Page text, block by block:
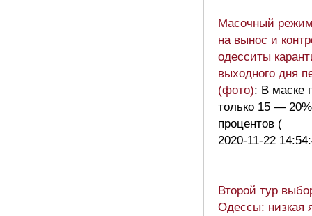
Масочный
на вынос и
одесситы
выходного дня
(фото): В маске
только 15 — 20%
процентов (
2020-11-22
Второй тур
Одессы: низкая